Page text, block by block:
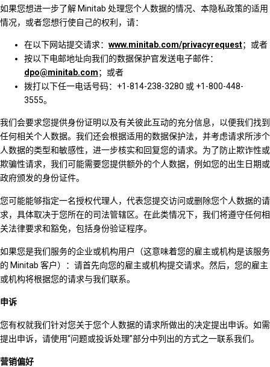
如果您想进一步了解 Minitab 处理您个人数据的情况、本隐私政策的适用
情况，或者您想行使自己的权利，请：
在以下网站提交请求： www.minitab.com/privacyrequest；或者
按以下电邮地址向我们的数据保护官发送电子邮件：
dpo@minitab.com；或者
拨打以下任一电话号码：+1-814-238-3280 或 +1-800-448-
3555。
我们会要求您提供身份证明以及有关彼此互动的充分信息，以便我们找到
任何相关个人数据。我们还会根据适用的数据保护法，并考虑请求所涉个
人数据的类型和敏感性，进一步核实和回复您的请求。为了防止欺诈性或
欺骗性请求，我们可能需要您提供额外的个人数据，例如您的出生日期或
政府颁发的身份证件。
您可能能够指定一名授权代理人，代表您提交访问或删除您个人数据的请
求，具体取决于您所在的司法管辖区。在此类情况下，我们将遵守任何相
关法律要求和豁免，包括身份验证程序。
如果您是我们服务的企业或机构用户（这意味着您的雇主或机构是该服务
的 Minitab 客户）：请首先向您的雇主或机构提交请求。然后，您的雇主
或机构将根据您的请求与我们联系。
申诉
您有权就我们针对您关于您个人数据的请求所做出的决定提出申诉。如需
提出申诉，请使用“问题或投诉处理”部分中列出的方式之一联系我们。
营销偏好